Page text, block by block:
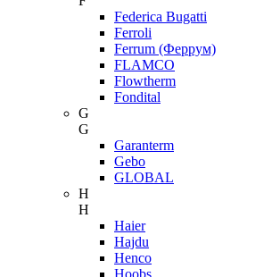
Federica Bugatti
Ferroli
Ferrum (Феррум)
FLAMCO
Flowtherm
Fondital
G
G
Garanterm
Gebo
GLOBAL
H
H
Haier
Hajdu
Henco
Hoobs